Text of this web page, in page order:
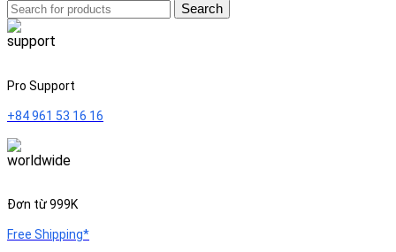
Search
Pro Support
+84 961 53 16 16
Đơn từ 999K
Free Shipping*